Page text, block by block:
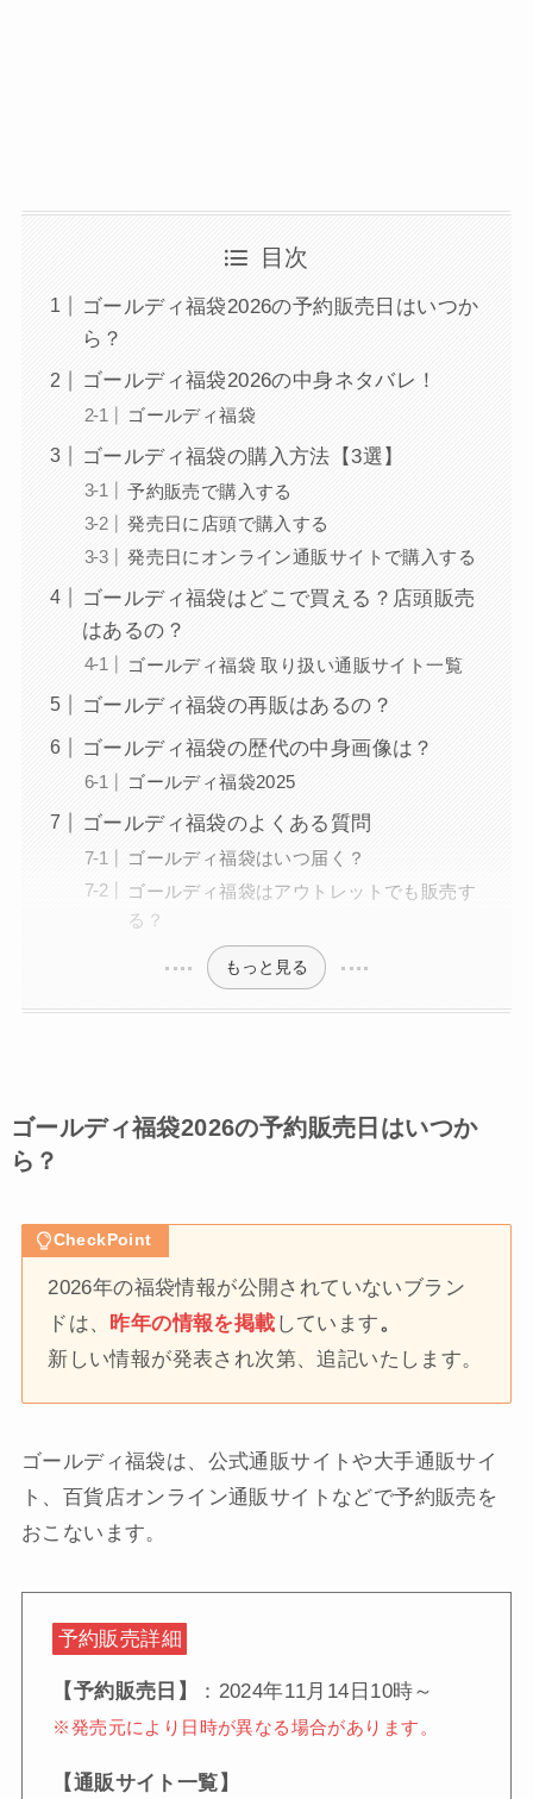
目次
ゴールディ福袋2026の予約販売日はいつか
ら？
ゴールディ福袋2026の中身ネタバレ！
ゴールディ福袋
ゴールディ福袋の購入方法【3選】
予約販売で購入する
発売日に店頭で購入する
発売日にオンライン通販サイトで購入する
ゴールディ福袋はどこで買える？店頭販売
はあるの？
ゴールディ福袋 取り扱い通販サイト一覧
ゴールディ福袋の再販はあるの？
ゴールディ福袋の歴代の中身画像は？
ゴールディ福袋2025
ゴールディ福袋のよくある質問
ゴールディ福袋はいつ届く？
ゴールディ福袋はアウトレットでも販売す
る？
もっと見る
ゴールディ福袋2026の予約販売日はいつか
ら？
CheckPoint
2026年の福袋情報が公開されていないブラン
ドは、 昨年の情報を掲載 しています。
新しい情報が発表され次第、追記いたします。
ゴールディ福袋は、公式通販サイトや大手通販サイ
ト、百貨店オンライン通販サイトなどで予約販売を
おこないます。
予約販売詳細
【予約販売日】 ：2024年11月14日10時～
※発売元により日時が異なる場合があります。
【通販サイト一覧】